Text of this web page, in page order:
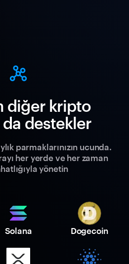
diğer kripto
da destekler
parmaklarınızın ucunda.
her yerde ve her zaman
yönetin
Solana Dogecoin